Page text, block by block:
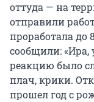
оттуда — на
отправили
проработала до
сообщили: «Ира,
реакцию было
плач, крики.
прошел год с